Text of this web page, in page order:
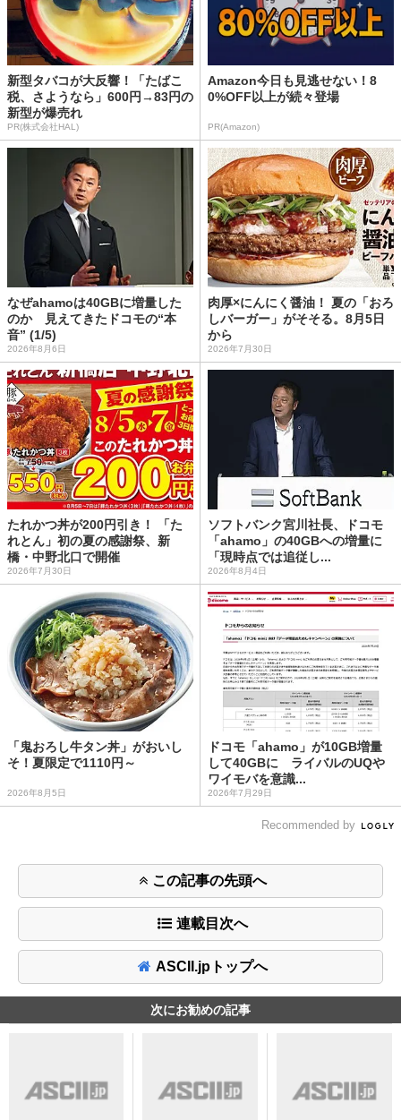
新型タバコが大反響！「たばこ
税、さようなら」600円→83円の
新型が爆売れ
PR(株式会社HAL)
Amazon今日も見逃せない！8
0%OFF以上が続々登場
PR(Amazon)
なぜahamoは40GBに増量した
のか 見えてきたドコモの“本
音” (1/5)
2026年8月6日
肉厚×にんにく醤油！ 夏の「おろ
しバーガー」がそそる。8月5日
から
2026年7月30日
たれかつ丼が200円引き！ 「た
れとん」初の夏の感謝祭、新
橋・中野北口で開催
2026年7月30日
ソフトバンク宮川社長、ドコモ
「ahamo」の40GBへの増量に
「現時点では追従し...
2026年8月4日
「鬼おろし牛タン丼」がおいし
そ！夏限定で1110円～
2026年8月5日
ドコモ「ahamo」が10GB増量
して40GBに ライバルのUQや
ワイモバを意識...
2026年7月29日
Recommended by
この記事の先頭へ
連載目次へ
ASCII.jpトップへ
次にお勧めの記事